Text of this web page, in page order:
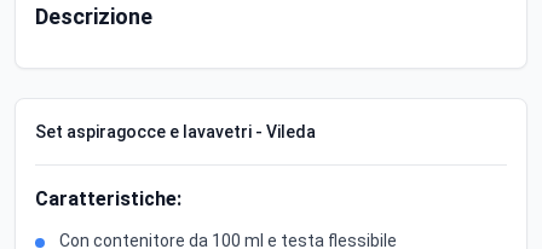
Descrizione
Set aspiragocce e lavavetri - Vileda
Caratteristiche:
Con contenitore da 100 ml e testa flessibile